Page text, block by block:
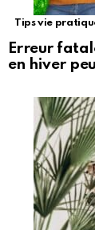
Tips vie
Erreur
en hiver